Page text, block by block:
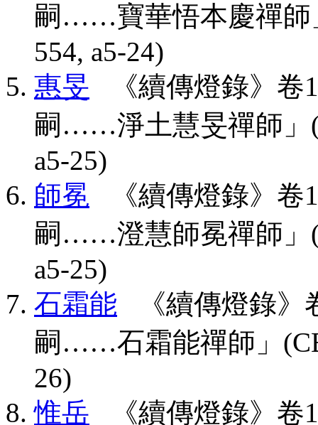
嗣……寶華悟本慶禪師
554, a5-24)
惠旻 《續傳燈錄》卷
嗣……淨土慧旻禪師」
a5-25)
師冕 《續傳燈錄》卷
嗣……澄慧師冕禪師」
a5-25)
石霜能 《續傳燈錄》
嗣……石霜能禪師」
26)
惟岳 《續傳燈錄》卷